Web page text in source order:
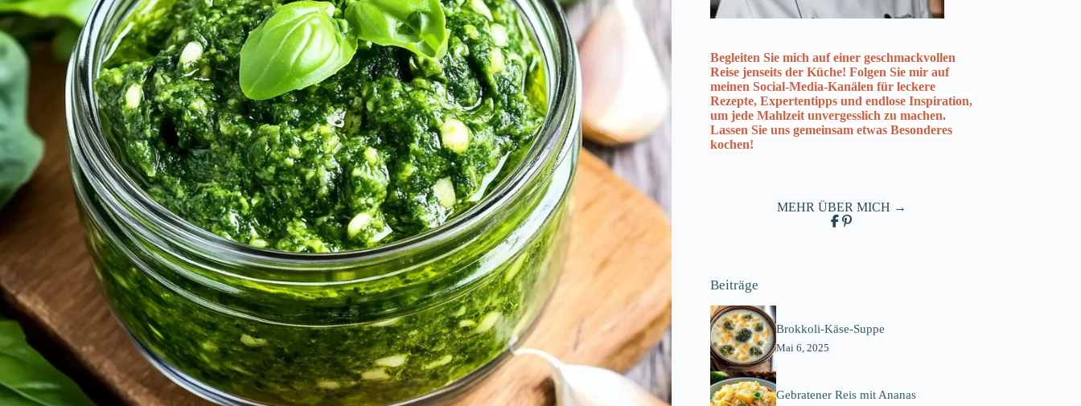
Begleiten Sie mich auf einer geschmackvollen
Reise jenseits der Küche! Folgen Sie mir auf
meinen Social-Media-Kanälen für leckere
Rezepte, Expertentipps und endlose Inspiration,
um jede Mahlzeit unvergesslich zu machen.
Lassen Sie uns gemeinsam etwas Besonderes
kochen!
MEHR ÜBER MICH →
Beiträge
Brokkoli-Käse-Suppe
Mai 6, 2025
Gebratener Reis mit Ananas